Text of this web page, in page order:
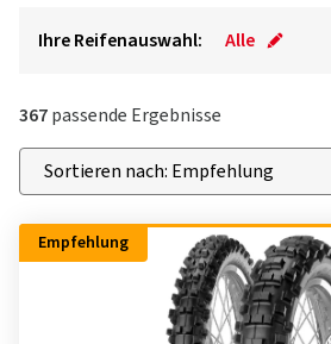
Ihre Reifenauswahl: Alle
367passende Ergebnisse
Empfehlung